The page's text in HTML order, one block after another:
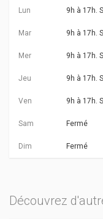
Lun 9h à 17h.
Mar 9h à 17h.
Mer 9h à 17h.
Jeu 9h à 17h.
Ven 9h à 17h.
Sam Fermé
Dim Fermé
Découvrez